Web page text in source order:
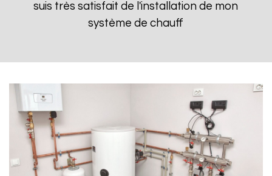
suis très satisfait de l'installation de mon
système de chauff